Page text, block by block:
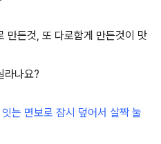
만든것, 또 다로함게 만든것이 맛
라나요?
는 면보로 잠시 덮어서 살짝 눌